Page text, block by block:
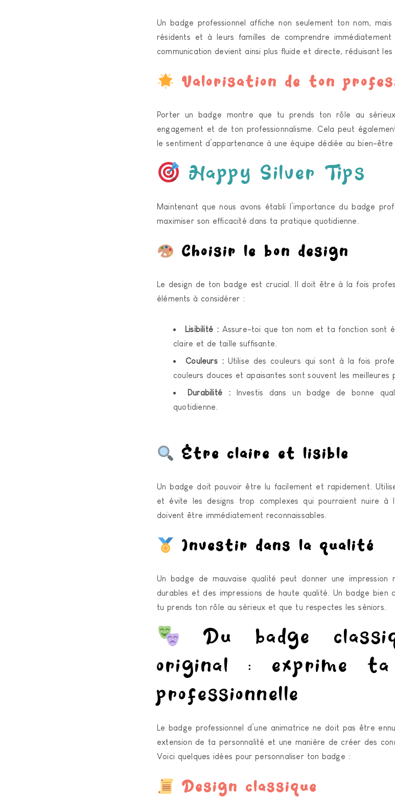
Un badge professionnel affiche non seulement ton nom,
résidents et à leurs familles de comprendre
communication devient ainsi plus fluide et directe, réduisant
Valorisation de ton
Porter un badge montre que tu prends ton rôle au
engagement et de ton professionnalisme. Cela peut
le sentiment d’appartenance à une équipe dédiée au bien-être
Happy Silver Tips
Maintenant que nous avons établi l’importance du badge
maximiser son efficacité dans ta pratique quotidienne.
Choisir le bon design
Le design de ton badge est crucial. Il doit être à la fois
éléments à considérer :
Lisibilité :Assure-toi que ton nom et ta fonction sont
claire et de taille suffisante.
Couleurs :Utilise des couleurs qui sont à la fois
couleurs douces et apaisantes sont souvent les meilleures
Durabilité :Investis dans un badge de bonne
quotidienne.
Être claire et lisible
Un badge doit pouvoir être lu facilement et rapidement.
et évite les designs trop complexes qui pourraient nuire
doivent être immédiatement reconnaissables.
Investir dans la qualité
Un badge de mauvaise qualité peut donner une
durables et des impressions de haute qualité. Un badge
tu prends ton rôle au sérieux et que tu respectes les séniors.
Du badge
original : exprime ta
professionnelle
Le badge professionnel d’une animatrice ne doit pas être
extension de ta personnalité et une manière de créer des
Voici quelques idées pour personnaliser ton badge :
Design classique